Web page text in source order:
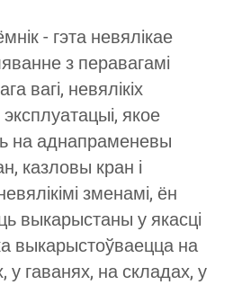
- гэта невялікае
з перавагамі
вагі, невялікіх
якое
на аднапраменевы
казловы кран і
зменамі, ён
выкарыстаны у якасці
выкарыстоўваецца на
у гаванях, на складах, у